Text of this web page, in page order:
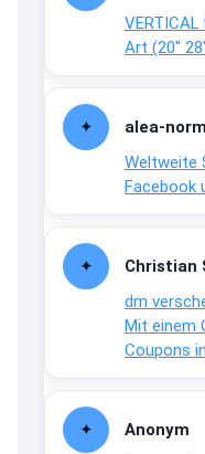
VERTICAL
Art (20″
alea-
Weltweite
Facebook
Christian
dm
Mit einem
Coupons
Anonym
Joachim
Gratis
verfärbt
achtun...
↩
Joachim
Gratis
Ration
↩